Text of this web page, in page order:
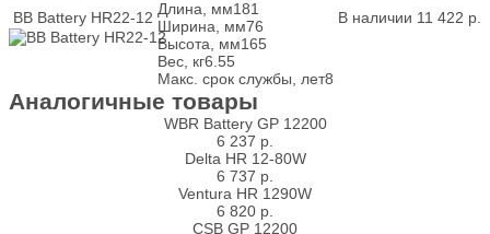
BB Battery HR22-12 Длина, мм181
Ширина, мм76
Высота, мм165
Вес, кг6.55
Макс. срок службы, лет8
В наличии 11 422 р.
Аналогичные товары
WBR Battery GP 12200
6 237 р.
Delta HR 12-80W
6 737 р.
Ventura HR 1290W
6 820 р.
CSB GP 12200